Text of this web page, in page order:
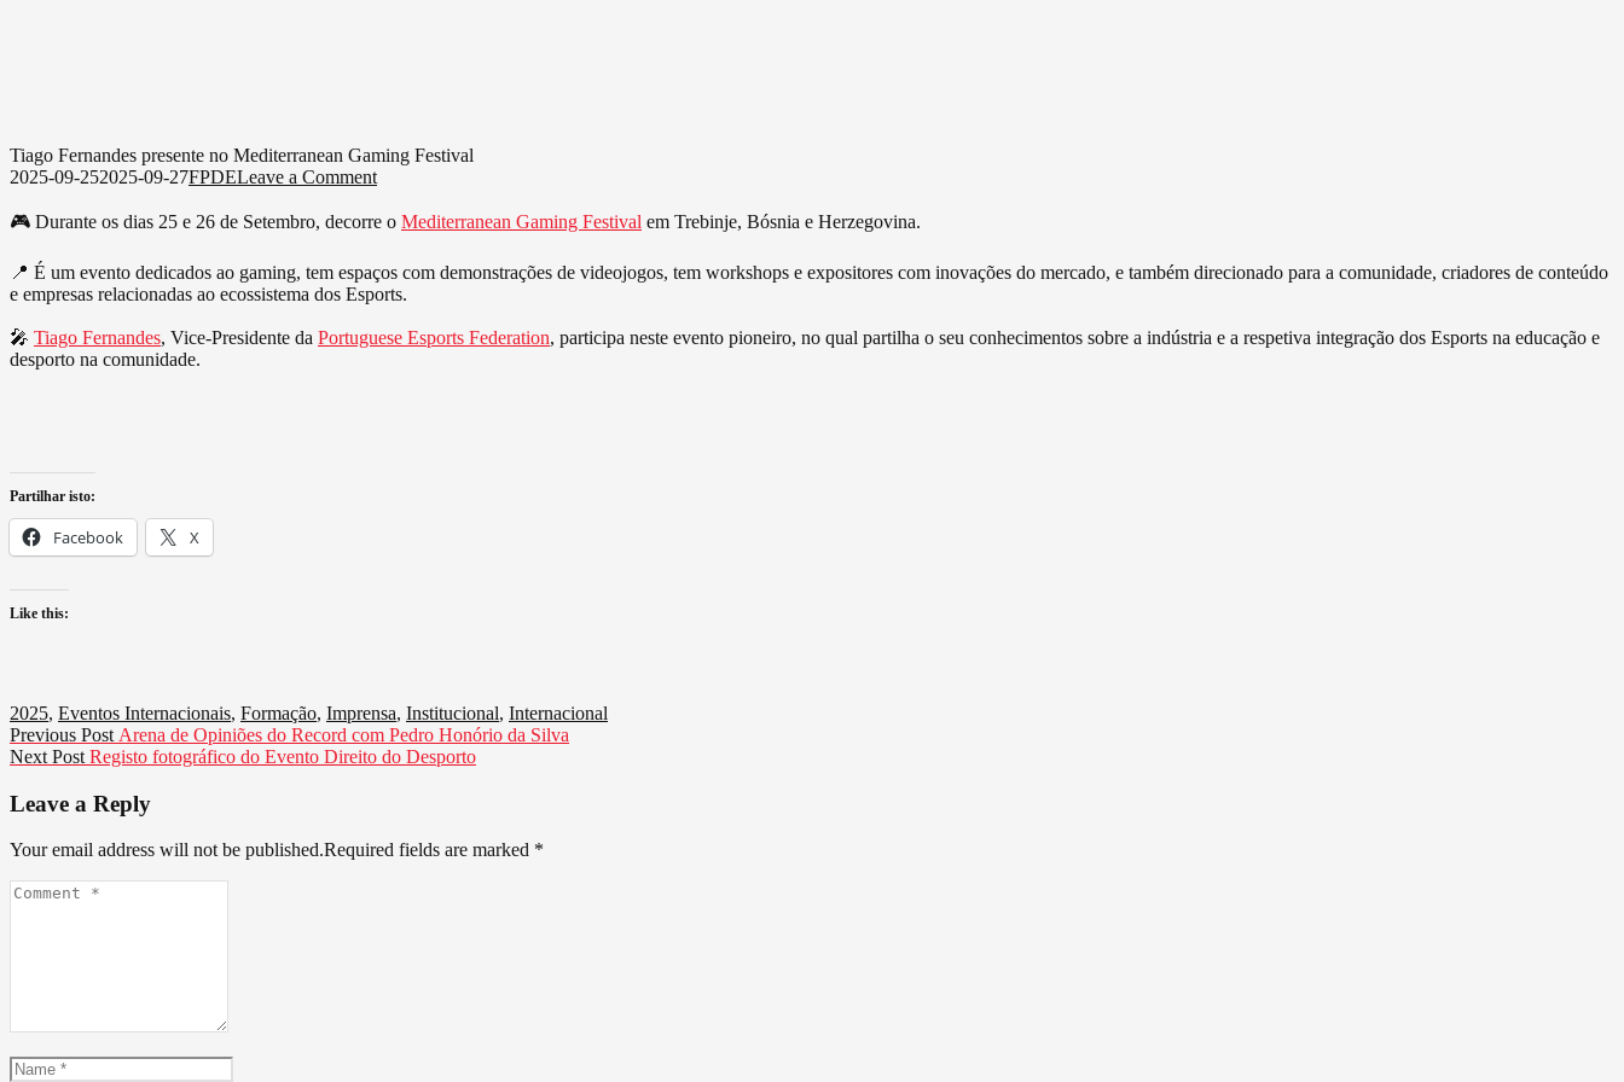
Fernandes
presente
Mediterranean
Tiago Fernandes presente no Mediterranean Gaming Festival
2025-09-252025-09-27FPDELeave a Commenton
Fernandes
Mediterranean
Gaming
Festival
🎮 Durante os dias 25 e 26 de Setembro, decorre o Mediterranean Gaming Festival em Trebinje, Bósnia e Herzegovina.
📍 É um evento dedicados ao gaming, tem espaços com demonstrações de videojogos, tem workshops e expositores com inovações do mercado, e também direcionado para a comunidade, criadores de conteúdo
e empresas relacionadas ao ecossistema dos Esports.
🎤 Tiago Fernandes, Vice-Presidente da Portuguese Esports Federation, participa neste evento pioneiro, no qual partilha o seu conhecimentos sobre a indústria e a respetiva integração dos Esports na educação e
desporto na comunidade.
Partilhar isto:
Facebook X
Like this:
2025, Eventos Internacionais, Formação, Imprensa, Institucional, Internacional
Navegação
de
artigos
Previous Post Previous
post:
Arena de Opiniões do Record com Pedro Honório da Silva
Next Post Next
Registo fotográfico do Evento Direito do Desporto
Leave a Reply
Your email address will not be published.Required fields are marked *
Comment
Name